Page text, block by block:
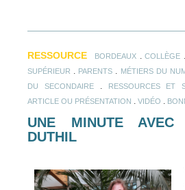
RESSOURCE BORDEAUX COLLÈGE
SUPÉRIEUR
PARENTS MÉTIERS DU
DU SECONDAIRE. RESSOURCES ET
ARTICLE OU PRÉSENTATION VIDÉO
UNE MINUTE
DUTHIL